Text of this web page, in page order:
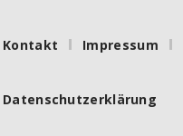
Kontakt Impressum
Datenschutzerklärung